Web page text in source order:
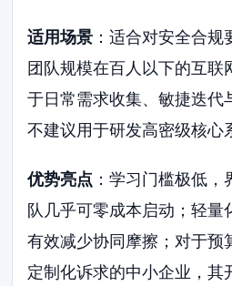
适用场景 ：适合对安全合规
团队规模在百人以下的互联
于日常需求收集、敏捷迭代
不建议用于研发高密级核心
优势亮点 ：学习门槛极低
队几乎可零成本启动；轻量
有效减少协同摩擦；对于预
定制化诉求的中小企业，其